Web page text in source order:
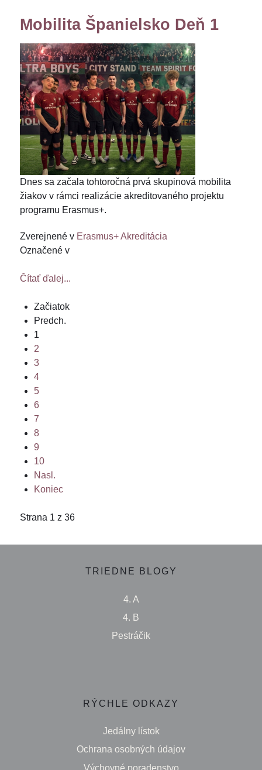
Mobilita Španielsko Deň 1
Dnes sa začala tohtoročná prvá skupinová mobilita
žiakov v rámci realizácie akreditovaného projektu
programu Erasmus+.
Zverejnené v Erasmus+ Akreditácia
Označené v
Čítať ďalej...
Začiatok
Predch.
1
2
3
4
5
6
7
8
9
10
Nasl.
Koniec
Strana 1 z 36
TRIEDNE BLOGY
4. A
4. B
Pestráčik
RÝCHLE ODKAZY
Jedálny lístok
Ochrana osobných údajov
Výchovné poradenstvo